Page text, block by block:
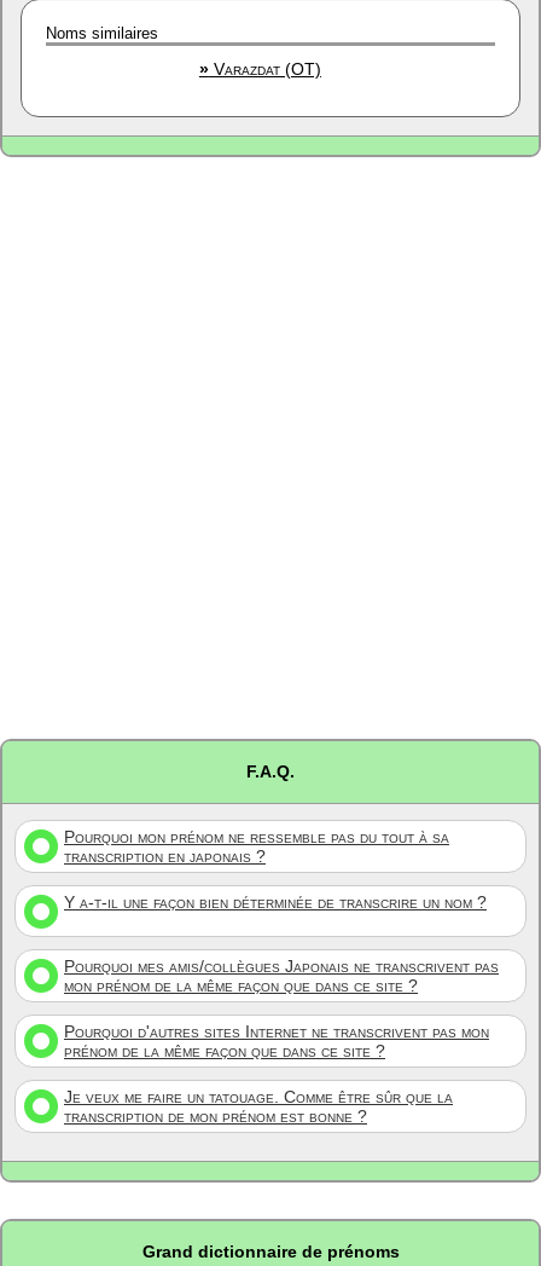
Noms similaires
»Varazdat (OT)
F.A.Q.
Pourquoi mon prénom ne ressemble pas du tout à sa
transcription en japonais ?
Y a-t-il une façon bien déterminée de transcrire un nom ?
Pourquoi mes amis/collègues Japonais ne transcrivent pas
mon prénom de la même façon que dans ce site ?
Pourquoi d'autres sites Internet ne transcrivent pas mon
prénom de la même façon que dans ce site ?
Je veux me faire un tatouage. Comme être sûr que la
transcription de mon prénom est bonne ?
Grand dictionnaire de prénoms